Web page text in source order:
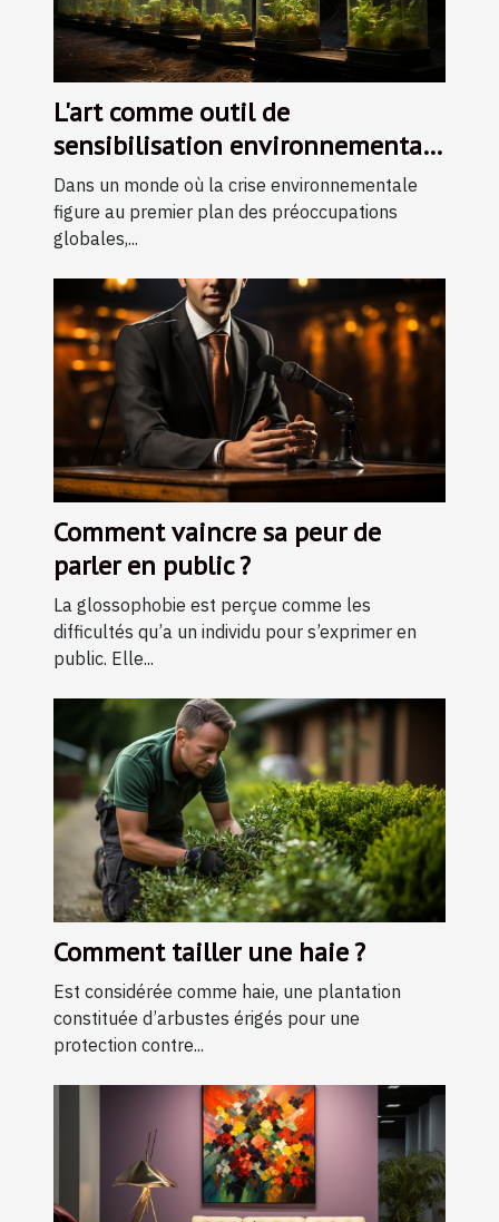
L'art comme outil de
sensibilisation environnementale
: initiatives et impacts
Dans un monde où la crise environnementale
figure au premier plan des préoccupations
globales,...
Comment vaincre sa peur de
parler en public ?
La glossophobie est perçue comme les
difficultés qu’a un individu pour s’exprimer en
public. Elle...
Comment tailler une haie ?
Est considérée comme haie, une plantation
constituée d’arbustes érigés pour une
protection contre...